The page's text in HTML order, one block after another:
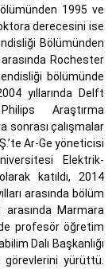
1995 ve
derecesini ise
Bölümünden
arasında Rochester
bölümünde
yıllarında Delft
Araştırma
sonrası çalışmalar
Ar-Ge yöneticisi
Elektrik-
katıldı, 2014
arasında bölüm
arasında Marmara
profesör öğretim
Dalı Başkanlığı
görevlerini yürüttü.